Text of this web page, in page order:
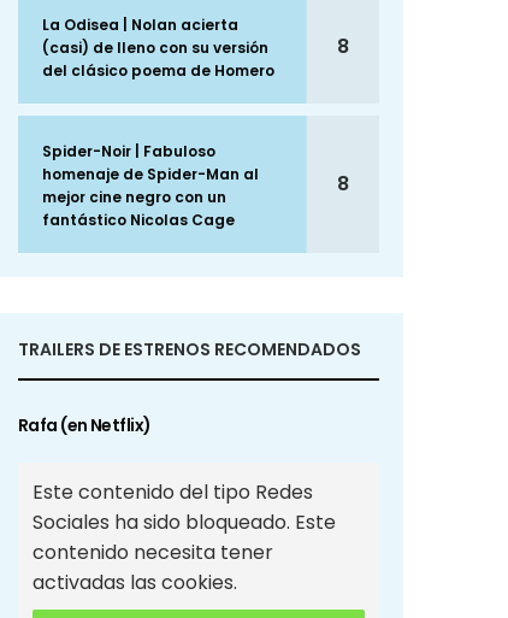
La Odisea | Nolan acierta
(casi) de lleno con su versión
del clásico poema de Homero
8
Spider-Noir | Fabuloso
homenaje de Spider-Man al
mejor cine negro con un
fantástico Nicolas Cage
8
TRAILERS DE ESTRENOS RECOMENDADOS
Rafa (en Netflix)
Este contenido del tipo Redes
Sociales ha sido bloqueado. Este
contenido necesita tener
activadas las cookies.